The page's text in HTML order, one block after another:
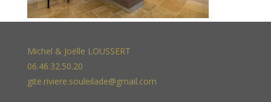
Michel & Joëlle LOUSSERT
06.46.32.50.20
gite.riviere.souleilade@gmail.com